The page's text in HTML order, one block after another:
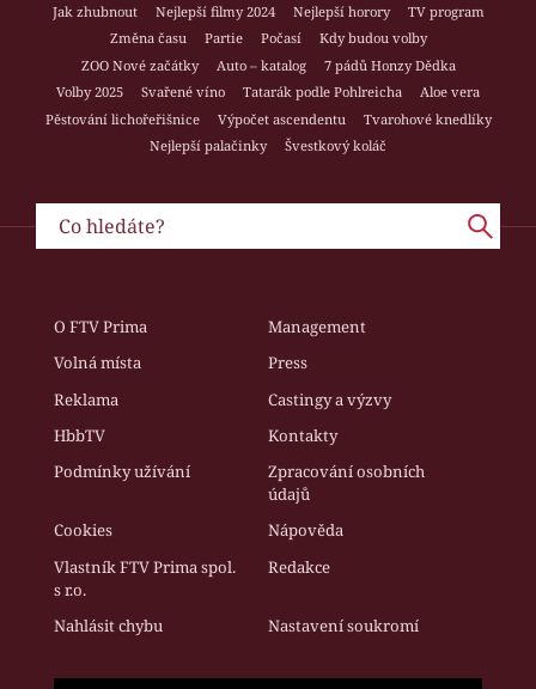
Jak zhubnout Nejlepší filmy 2024 Nejlepší horory
TV program
Změna času
Partie Počasí
Kdy budou volby
ZOO Nové začátky
Auto – katalog
7 pádů Honzy Dědka
Volby 2025
Svařené víno Tatarák podle Pohlreicha
Aloe vera
Pěstování lichořeřišnice
Výpočet ascendentu
Tvarohové knedlíky
Nejlepší palačinky
Švestkový koláč
O FTV Prima
Management
Volná místa
Press
Reklama
Castingy a výzvy
HbbTV
Kontakty
Podmínky užívání
Zpracování osobních
údajů
Cookies
Nápověda
Vlastník FTV Prima spol.
s r.o.
Redakce
Nahlásit chybu Nastavení soukromí